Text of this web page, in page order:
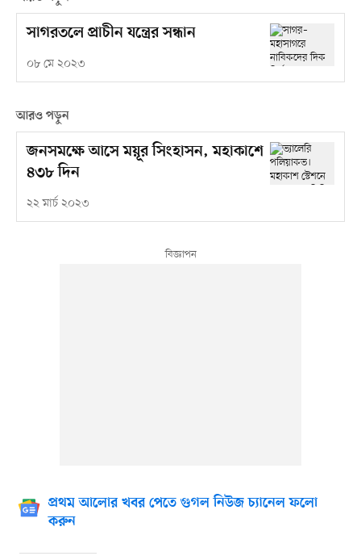
সাগরতলে প্রাচীন যন্ত্রের সন্ধান
০৮ মে ২০২৩
আরও পড়ুন
জনসমক্ষে আসে ময়ূর সিংহাসন, মহাকাশে
৪৩৮ দিন
২২ মার্চ ২০২৩
প্রথম আলোর খবর পেতে গুগল নিউজ চ্যানেল ফলো
করুন